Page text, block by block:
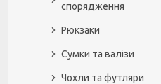
спорядження
Рюкзаки
Сумки та валізи
Чохли та футляри